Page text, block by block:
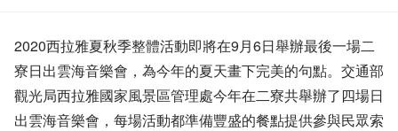
2020西拉雅夏秋季整體活動即將在9月6日舉辦最後一場二
寮日出雲海音樂會，為今年的夏天畫下完美的句點。交通部
觀光局西拉雅國家風景區管理處今年在二寮共舉辦了四場日
出雲海音樂會，每場活動都準備豐盛的餐點提供參與民眾索